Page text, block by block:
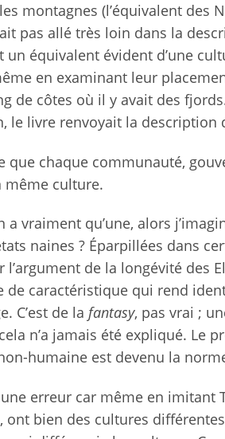
montagnes (l’équivalent des
pas allé très loin dans la
un équivalent évident d’une
en examinant leur
de côtes où il y avait des
le livre renvoyait la description
que chaque communauté,
même culture.
a vraiment qu’une, alors
naines ? Éparpillées dans
l’argument de la longévité des
de caractéristique qui rend
C’est de la fantasy, pas vrai ;
n’a jamais été expliqué. Le
humaine est devenu la
une erreur car même en
ont bien des cultures